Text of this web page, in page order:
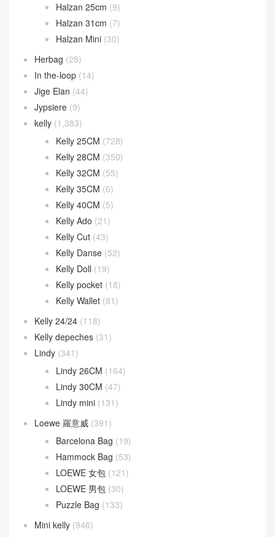
Halzan 25cm (9)
Halzan 31cm (7)
Halzan Mini (30)
Herbag (28)
In the-loop (14)
Jige Elan (44)
Jypsiere (9)
kelly (1,383)
Kelly 25CM (728)
Kelly 28CM (350)
Kelly 32CM (55)
Kelly 35CM (6)
Kelly 40CM (5)
Kelly Ado (21)
Kelly Cut (43)
Kelly Danse (52)
Kelly Doll (19)
Kelly pocket (18)
Kelly Wallet (81)
Kelly 24/24 (118)
Kelly depeches (31)
Lindy (341)
Lindy 26CM (164)
Lindy 30CM (47)
Lindy mini (131)
Loewe 羅意威 (391)
Barcelona Bag (19)
Hammock Bag (53)
LOEWE 女包 (121)
LOEWE 男包 (30)
Puzzle Bag (133)
Mini kelly (946)